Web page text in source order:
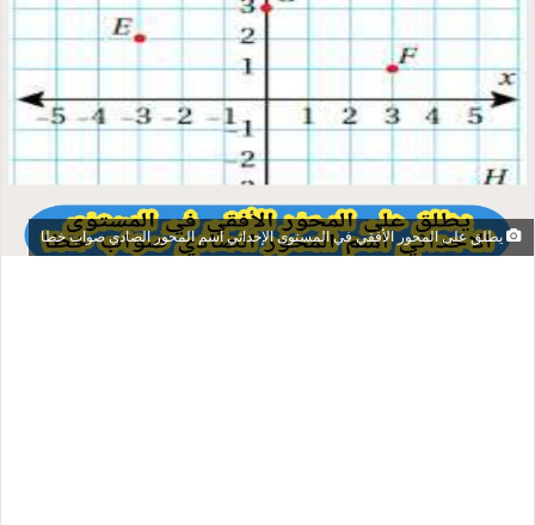
يطلق على المحور الأفقي في المستوى الإحداثي اسم المحور الصادي صواب خطا